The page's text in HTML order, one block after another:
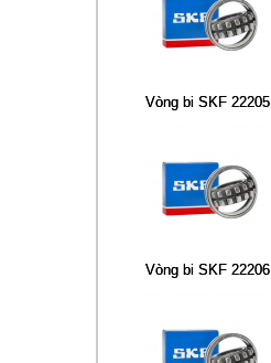
Vòng bi SKF 22205
Vòng bi SKF 22206